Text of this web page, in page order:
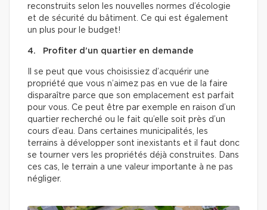
reconstruits selon les nouvelles normes d’écologie
et de sécurité du bâtiment. Ce qui est également
un plus pour le budget!
4. Profiter d’un quartier en demande
Il se peut que vous choisissiez d’acquérir une
propriété que vous n’aimez pas en vue de la faire
disparaître parce que son emplacement est parfait
pour vous. Ce peut être par exemple en raison d’un
quartier recherché ou le fait qu’elle soit près d’un
cours d’eau. Dans certaines municipalités, les
terrains à développer sont inexistants et il faut donc
se tourner vers les propriétés déjà construites. Dans
ces cas, le terrain a une valeur importante à ne pas
négliger.